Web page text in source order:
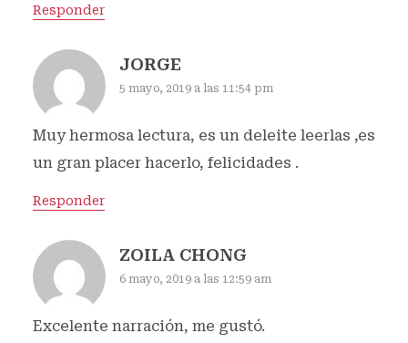
Responder
JORGE
5 mayo, 2019 a las 11:54 pm
Muy hermosa lectura, es un deleite leerlas ,es
un gran placer hacerlo, felicidades .
Responder
ZOILA CHONG
6 mayo, 2019 a las 12:59 am
Excelente narración, me gustó.